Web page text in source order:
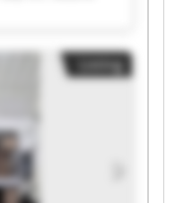
Gép Kft.
Kft. Maurer
Gép Kft.
Kft. Maurer Gép
Listing